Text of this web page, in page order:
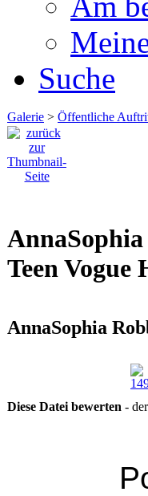
Suche
Galerie > Öffentliche
Teen Vogue
AnnaSophia
Diese Datei bewerten -